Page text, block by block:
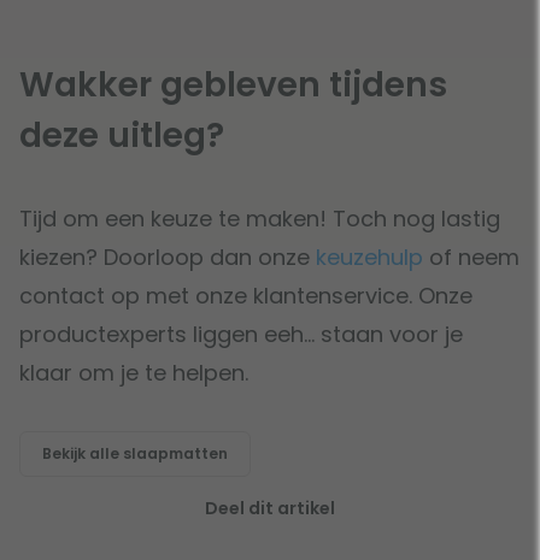
Wakker gebleven tijdens
deze uitleg?
Tijd om een keuze te maken! Toch nog lastig
kiezen? Doorloop dan onze keuzehulp of neem
contact op met onze klantenservice. Onze
productexperts liggen eeh… staan voor je
klaar om je te helpen.
Bekijk alle slaapmatten
Deel dit artikel